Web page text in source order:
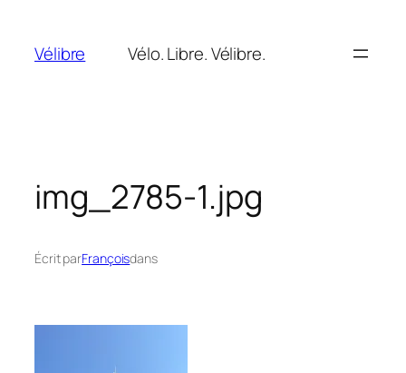
contenu
Vélibre Vélo. Libre. Vélibre.
img_2785-1.jpg
Écrit parFrançoisdans